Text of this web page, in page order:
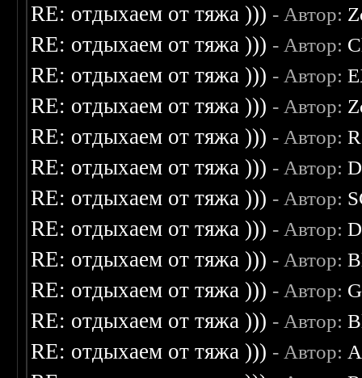
RE: отдыхаем от тяжа ))) - Автор:
RE: отдыхаем от тяжа ))) - Автор:
RE: отдыхаем от тяжа ))) - Автор:
RE: отдыхаем от тяжа ))) - Автор:
RE: отдыхаем от тяжа ))) - Автор:
RE: отдыхаем от тяжа ))) - Автор:
RE: отдыхаем от тяжа ))) - Автор:
RE: отдыхаем от тяжа ))) - Автор:
RE: отдыхаем от тяжа ))) - Автор:
RE: отдыхаем от тяжа ))) - Автор:
RE: отдыхаем от тяжа ))) - Автор:
RE: отдыхаем от тяжа ))) - Автор: